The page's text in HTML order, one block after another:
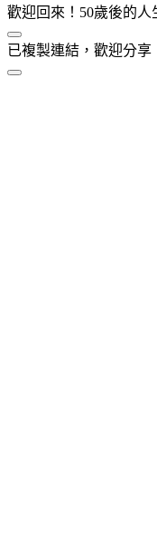
歡迎回來！50歲後的人
已複製連結，歡迎分享